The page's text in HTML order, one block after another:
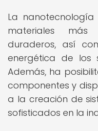
La
materiales más
duraderos, así
energética de los
Además, ha
componentes y
a la creación de
sofisticados en la